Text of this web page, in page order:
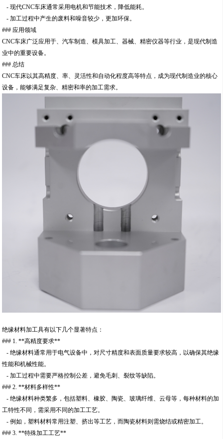
- 现代CNC车床通常采用电机和节能技术，降低能耗。
- 加工过程中产生的废料和噪音较少，更加环保。
### 应用领域
CNC车床广泛应用于、汽车制造、模具加工、器械、精密仪器等行业，是现代制造
业中的重要设备。
### 总结
CNC车床以其高精度、率、灵活性和自动化程度高等特点，成为现代制造业的核心
设备，能够满足复杂、精密和率的加工需求。
绝缘材料加工具有以下几个显著特点：
### 1. **高精度要求**
- 绝缘材料通常用于电气设备中，对尺寸精度和表面质量要求较高，以确保其绝缘
性能和机械性能。
- 加工过程中需要严格控制公差，避免毛刺、裂纹等缺陷。
### 2. **材料多样性**
- 绝缘材料种类繁多，包括塑料、橡胶、陶瓷、玻璃纤维、云母等，每种材料的加
工特性不同，需采用不同的加工工艺。
- 例如，塑料材料常用注塑、挤出等工艺，而陶瓷材料则需烧结或精密加工。
### 3. **特殊加工工艺**